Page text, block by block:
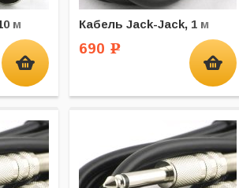
м Кабель Jack-Jack, 1 м
690 Р